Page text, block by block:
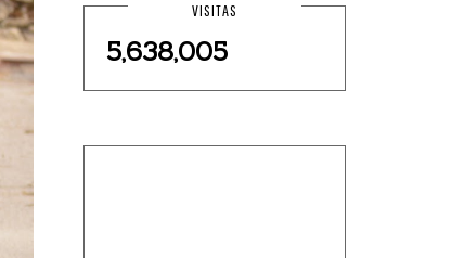
VISITAS
5,638,005